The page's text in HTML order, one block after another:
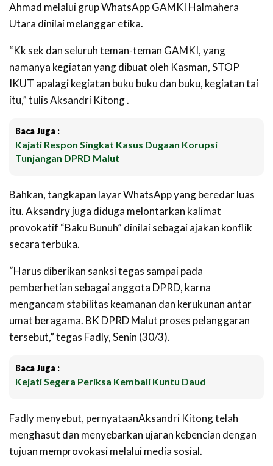
Ahmad melalui grup WhatsApp GAMKI Halmahera
Utara dinilai melanggar etika.
“Kk sek dan seluruh teman-teman GAMKI, yang
namanya kegiatan yang dibuat oleh Kasman, STOP
IKUT apalagi kegiatan buku buku dan buku, kegiatan tai
itu,” tulis Aksandri Kitong .
Baca Juga :
Kajati Respon Singkat Kasus Dugaan Korupsi
Tunjangan DPRD Malut
Bahkan,tangkapan layar WhatsApp yang beredar luas
itu. Aksandry juga diduga melontarkan kalimat
provokatif “Baku Bunuh” dinilai sebagai ajakan konflik
secara terbuka.
“Harus diberikan sanksi tegas sampai pada
pemberhetian sebagai anggota DPRD, karna
mengancam stabilitas keamanan dan kerukunan antar
umat beragama. BK DPRD Malut proses pelanggaran
tersebut,” tegas Fadly, Senin (30/3).
Baca Juga :
Kejati Segera Periksa Kembali Kuntu Daud
Fadly menyebut, pernyataanAksandri Kitong telah
menghasut dan menyebarkan ujaran kebencian dengan
tujuan memprovokasi melalui media sosial.